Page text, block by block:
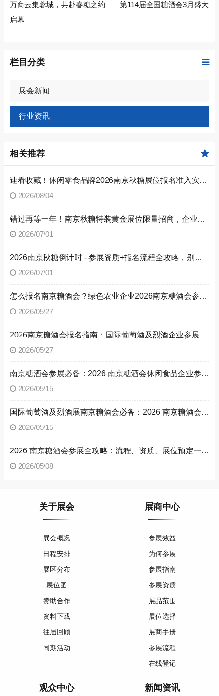
万商云集蓉城，共赴春糖之约——第114届全国糖酒会3月盛大
启幕
栏目分类
展会新闻
行业资讯
相关推荐
速看收藏！休闲零食品牌2026南京秋糖展位报名准入实操步骤
2026/08/04
错过再等一年！南京秋糖特装黄金展位限量招商，企业抓紧提交预定申请
2026/07/01
2026南京秋糖倒计时 - 参展资质+报名流程全攻略，别让材料缺失毁了秋糖之旅
2026/07/01
怎么报名南京糖酒会？绿色农业企业2026南京糖酒会参展流程与参展资质全解析
2026/05/27
2026南京糖酒会报名指南：国际葡萄酒及烈酒企业参展流程、参展资质，解锁南京糖酒会参展方法
2026/05/27
南京糖酒会参展必备：2026 南京糖酒会休闲食品企业参展流程与资质文件清单
2026/05/15
国际葡萄酒及烈酒展南京糖酒会必备：2026 南京糖酒会参展流程与参展资质详解
2026/05/15
2026 南京糖酒会参展全攻略：流程、资质、展位预定一文读懂
2026/05/08
关于展会
展会概况
日程安排
展区分布
展位图
赞助合作
资料下载
往届回顾
同期活动
展商中心
参展效益
为何参展
参展指南
参展资质
展品范围
展位选择
展商手册
参展流程
在线登记
观众中心 新闻资讯